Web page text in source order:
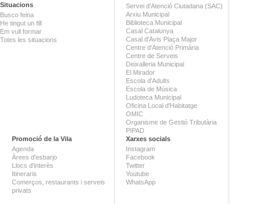
Situacions
Busco feina
He tingut un fill
Em vull formar
Totes les situacions
Servei d'Atenció Ciutadana (SAC)
Arxiu Municipal
Biblioteca Municipal
Casal Catalunya
Casal d'Avis Plaça Major
Centre d'Atenció Primària
Centre de Serveis
Deixalleria Municipal
El Mirador
Escola d'Adults
Escola de Música
Ludoteca Municipal
Oficina Local d'Habitatge
OMIC
Organisme de Gestió Tributària
PIPAD
Promoció de la Vila
Agenda
Àrees d'esbarjo
Llocs d'interès
Itineraris
Comerços, restaurants i serveis
privats
Xarxes socials
Instagram
Facebook
Twitter
Youtube
WhatsApp